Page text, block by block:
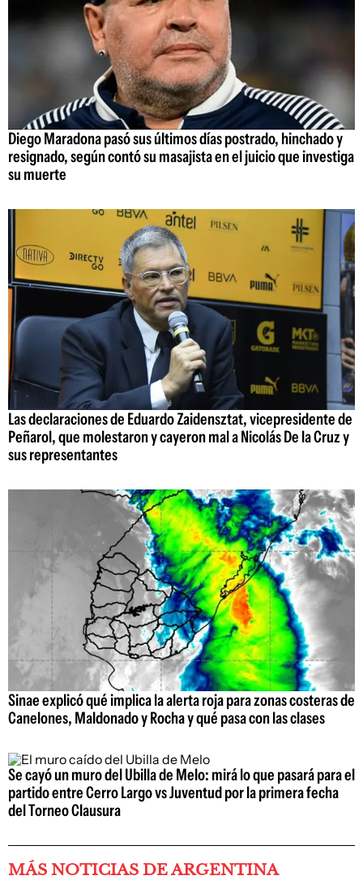
Diego Maradona pasó sus últimos días postrado, hinchado y
resignado, según contó su masajista en el juicio que investiga
su muerte
Las declaraciones de Eduardo Zaidensztat, vicepresidente de
Peñarol, que molestaron y cayeron mal a Nicolás De la Cruz y
sus representantes
Sinae explicó qué implica la alerta roja para zonas costeras de
Canelones, Maldonado y Rocha y qué pasa con las clases
Se cayó un muro del Ubilla de Melo: mirá lo que pasará para el
partido entre Cerro Largo vs Juventud por la primera fecha
del Torneo Clausura
MÁS NOTICIAS DE ARGENTINA